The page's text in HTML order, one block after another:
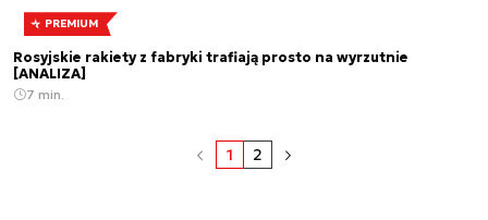
PREMIUM
Rosyjskie rakiety z fabryki trafiają prosto na wyrzutnie
[ANALIZA]
7 min.
1 2